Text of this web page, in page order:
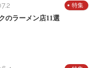
特集
のラーメン店11選